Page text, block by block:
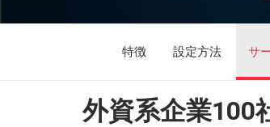
特徴 設定方法 サ
外資系企業100